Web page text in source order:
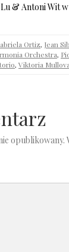
& Antoni Wit w
Ortiz, Jean
Orchestra,
, Viktoria Mullova
opublikowany.